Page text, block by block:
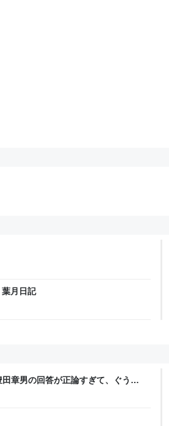
月日記
章男の回答が正論すぎて、ぐうの